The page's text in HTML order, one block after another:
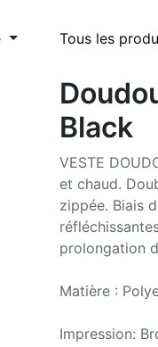
Tous les
Black
VESTE
et chaud.
zippée. Biais
prolongation
Matière :
Impression: